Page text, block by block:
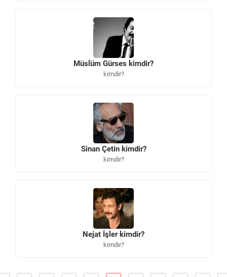
Müslüm Gürses kimdir?
kimdir?
Sinan Çetin kimdir?
kimdir?
Nejat İşler kimdir?
kimdir?